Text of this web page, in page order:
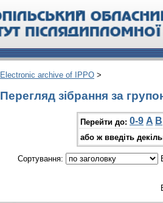
Electronic archive of IPPO >
Перегляд зібрання за
Перейти до: 0-9 A B
або ж введіть
Сортування: